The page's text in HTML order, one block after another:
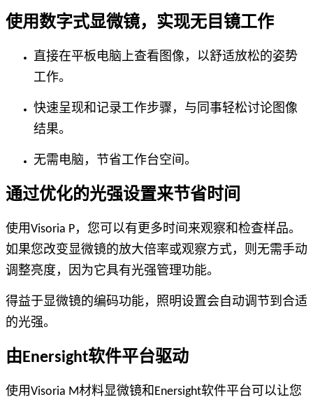
使用数字式显微镜，实现无目镜工作
直接在平板电脑上查看图像，以舒适放松的姿势
工作。
快速呈现和记录工作步骤，与同事轻松讨论图像
结果。
无需电脑，节省工作台空间。
通过优化的光强设置来节省时间
使用Visoria P，您可以有更多时间来观察和检查样品。
如果您改变显微镜的放大倍率或观察方式，则无需手动
调整亮度，因为它具有光强管理功能。
得益于显微镜的编码功能，照明设置会自动调节到合适
的光强。
由Enersight软件平台驱动
使用Visoria M材料显微镜和Enersight软件平台可以让您